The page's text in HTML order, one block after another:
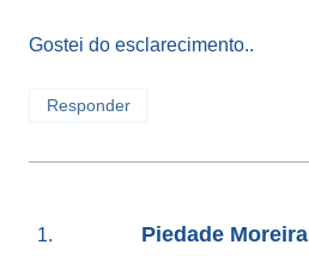
Gostei do esclarecimento..
Responder
Piedade Moreira